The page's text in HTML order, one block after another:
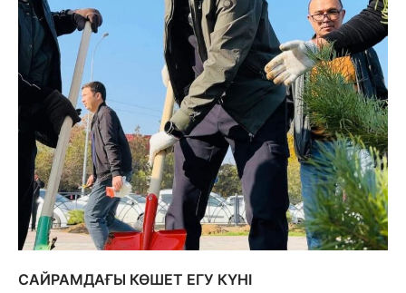
САЙРАМДАҒЫ КӨШЕТ ЕГУ КҮНІ